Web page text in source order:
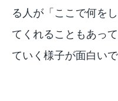
る人が「ここで何を
てくれることもあっ
ていく様子が面白いで